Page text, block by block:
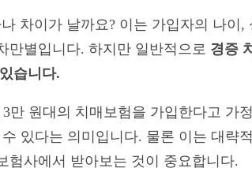
차이가 날까요? 이는 가입자의 나이
만별입니다. 하지만 일반적으로 경증
습니다.
만 원대의 치매보험을 가입한다고 가
있다는 의미입니다. 물론 이는 대략
험사에서 받아보는 것이 중요합니다.